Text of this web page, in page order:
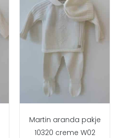
Martin aranda pakje
10320 creme W02